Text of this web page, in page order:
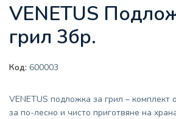
VENETUS
грил 3бр.
Код: 600003
VENETUS подложка за грил – комплект
за по-лесно и чисто приготвяне на